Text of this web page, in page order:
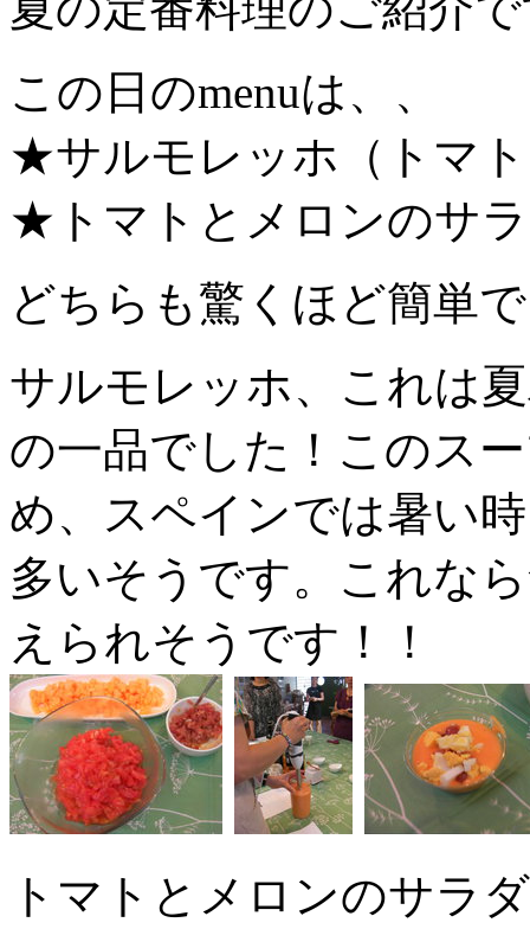
この日のmenuは、、
★サルモレッホ（トマ
★トマトとメロンのサ
どちらも驚くほど簡単
サルモレッホ、これは
の一品でした！このス
め、スペインでは暑い
多いそうです。これな
えられそうです！！
トマトとメロンのサラ